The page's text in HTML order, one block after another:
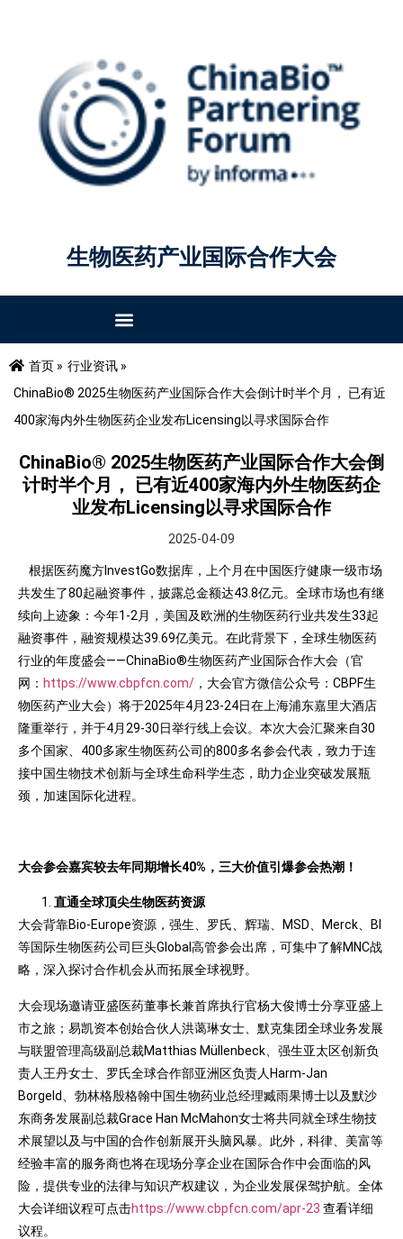
生物医药产业国际合作大会
首页 » 行业资讯 »
ChinaBio® 2025生物医药产业国际合作大会倒计时半个月， 已有近
400家海内外生物医药企业发布Licensing以寻求国际合作
ChinaBio® 2025生物医药产业国际合作大会倒
计时半个月， 已有近400家海内外生物医药企
业发布Licensing以寻求国际合作
2025-04-09
根据医药魔方InvestGo数据库，上个月在中国医疗健康一级市场
共发生了80起融资事件，披露总金额达43.8亿元。全球市场也有继
续向上迹象：今年1-2月，美国及欧洲的生物医药行业共发生33起
融资事件，融资规模达39.69亿美元。在此背景下，全球生物医药
行业的年度盛会——ChinaBio®生物医药产业国际合作大会（官
网： https://www.cbpfcn.com/ ，大会官方微信公众号：CBPF生
物医药产业大会）将于2025年4月23-24日在上海浦东嘉里大酒店
隆重举行，并于4月29-30日举行线上会议。本次大会汇聚来自30
多个国家、400多家生物医药公司的800多名参会代表，致力于连
接中国生物技术创新与全球生命科学生态，助力企业突破发展瓶
颈，加速国际化进程。
大会参会嘉宾较去年同期增长40%，三大价值引爆参会热潮！
直通全球顶尖生物医药资源
大会背靠Bio-Europe资源，强生、罗氏、辉瑞、MSD、Merck、BI
等国际生物医药公司巨头Global高管参会出席，可集中了解MNC战
略，深入探讨合作机会从而拓展全球视野。
大会现场邀请亚盛医药董事长兼首席执行官杨大俊博士分享亚盛上
市之旅；易凯资本创始合伙人洪蔼琳女士、默克集团全球业务发展
与联盟管理高级副总裁Matthias Müllenbeck、强生亚太区创新负
责人王丹女士、罗氏全球合作部亚洲区负责人Harm-Jan
Borgeld、勃林格殷格翰中国生物药业总经理臧雨果博士以及默沙
东商务发展副总裁Grace Han McMahon女士将共同就全球生物技
术展望以及与中国的合作创新展开头脑风暴。此外，科律、美富等
经验丰富的服务商也将在现场分享企业在国际合作中会面临的风
险，提供专业的法律与知识产权建议，为企业发展保驾护航。全体
大会详细议程可点击https://www.cbpfcn.com/apr-23 查看详细
议程。